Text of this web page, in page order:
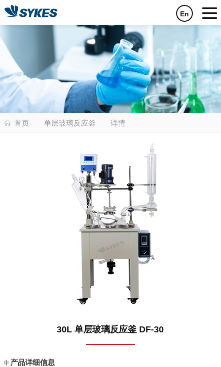
En
首页 单层玻璃反应釜 详情
30L 单层玻璃反应釜 DF-30
产品详细信息